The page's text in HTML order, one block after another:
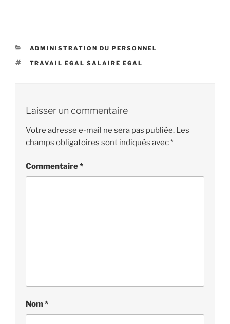
CATÉGORIES
ADMINISTRATION DU PERSONNEL
ÉTIQUETTES
TRAVAIL EGAL SALAIRE EGAL
Laisser un commentaire
Votre adresse e-mail ne sera pas publiée. Les
champs obligatoires sont indiqués avec*
Commentaire*
Nom*